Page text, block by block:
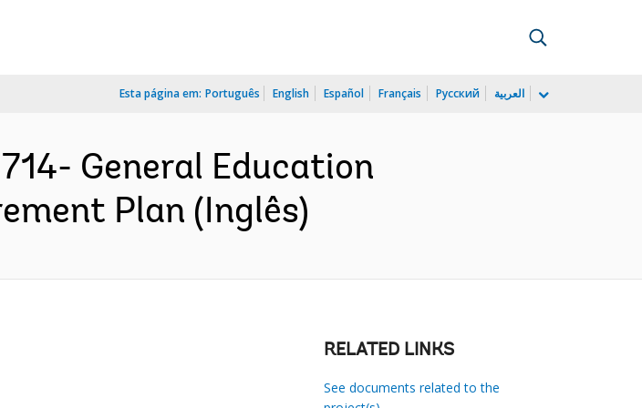
Esta página em: Português English Español Français Русский العربية
General Education
Plan (Inglês)
RELATED LINKS
See documents related to the